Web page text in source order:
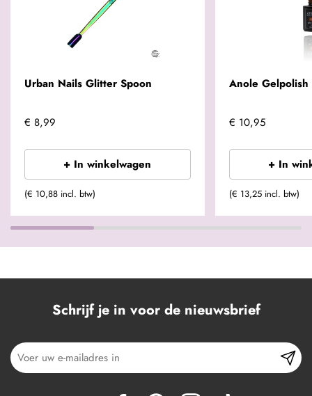
Urban Nails Glitter Spoon
€ 8,99
+ In winkelwagen
(€ 10,88 incl. btw)
Anole
€ 10,95
+ In
(€ 13,25 incl. btw)
Schrijf je in voor de nieuwsbrief